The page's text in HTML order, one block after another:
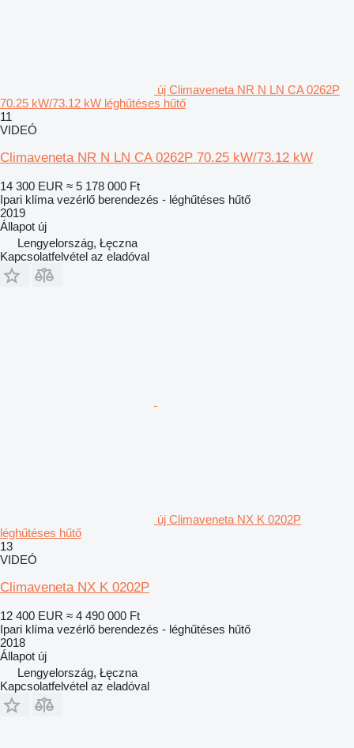
új Climaveneta NR N LN CA 0262P
70.25 kW/73.12 kW léghűtéses hűtő
11
VIDEÓ
Climaveneta NR N LN CA 0262P 70.25 kW/73.12 kW
14 300 EUR ≈ 5 178 000 Ft
Ipari klíma vezérlő berendezés - léghűtéses hűtő
2019
Állapot új
Lengyelország, Łęczna
Kapcsolatfelvétel az eladóval
új Climaveneta NX K 0202P
léghűtéses hűtő
13
VIDEÓ
Climaveneta NX K 0202P
12 400 EUR ≈ 4 490 000 Ft
Ipari klíma vezérlő berendezés - léghűtéses hűtő
2018
Állapot új
Lengyelország, Łęczna
Kapcsolatfelvétel az eladóval